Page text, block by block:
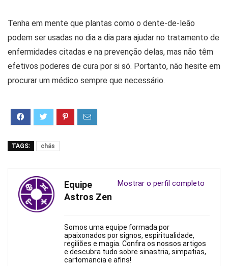
Tenha em mente que plantas como o dente-de-leão
podem ser usadas no dia a dia para ajudar no tratamento de
enfermidades citadas e na prevenção delas, mas não têm
efetivos poderes de cura por si só. Portanto, não hesite em
procurar um médico sempre que necessário.
TAGS: chás
Mostrar o perfil completo
Equipe
Astros Zen
Somos uma equipe formada por
apaixonados por signos, espiritualidade,
regiliões e magia. Confira os nossos artigos
e descubra tudo sobre sinastria, simpatias,
cartomancia e afins!